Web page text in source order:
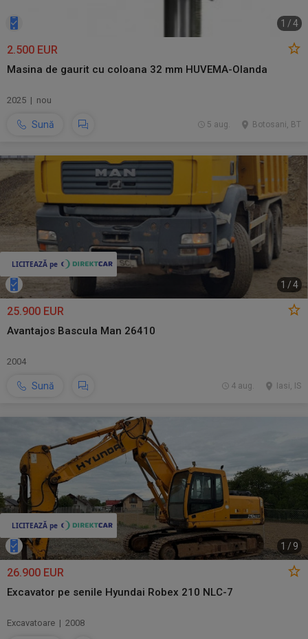
1 /4
2.500 EUR
Masina de gaurit cu coloana 32 mm HUVEMA-Olanda
2025 | nou
Sună Botosani, BT
5 aug.
1 /4
25.900 EUR
Avantajos Bascula Man 26410
2004
Sună Iasi, IS
4 aug.
1 /9
26.900 EUR
Excavator pe senile Hyundai Robex 210 NLC-7
Excavatoare | 2008